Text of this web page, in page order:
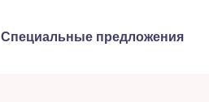
Специальные предложения